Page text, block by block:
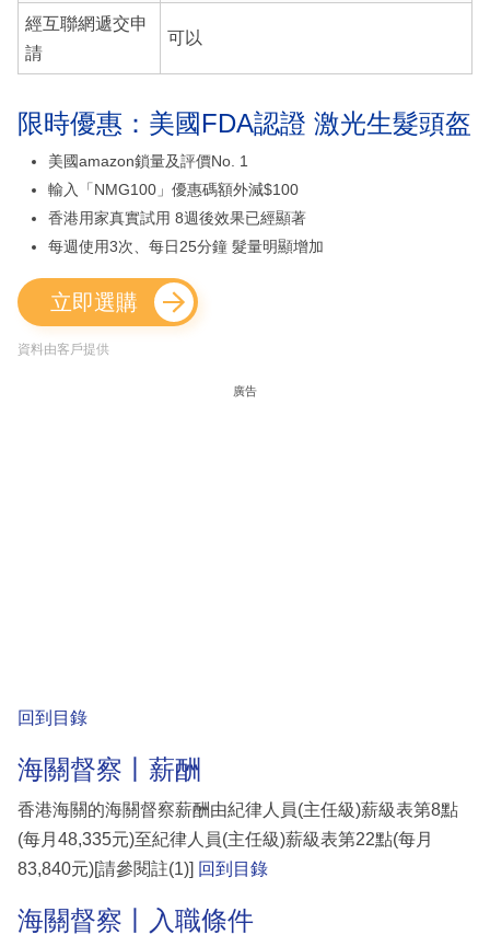
經互聯網遞交申
請
可以
限時優惠：美國FDA認證 激光生髮頭盔
美國amazon鎖量及評價No. 1
輸入「NMG100」優惠碼額外減$100
香港用家真實試用 8週後效果已經顯著
每週使用3次、每日25分鐘 髮量明顯增加
立即選購
資料由客戶提供
廣告
回到目錄
海關督察丨薪酬
香港海關的海關督察薪酬由紀律人員(主任級)薪級表第8點
(每月48,335元)至紀律人員(主任級)薪級表第22點(每月
83,840元)[請參閱註(1)] 回到目錄
海關督察丨入職條件